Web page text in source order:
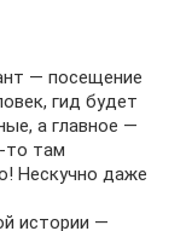
— посещение
гид будет
а главное —
то там
Нескучно даже
истории —